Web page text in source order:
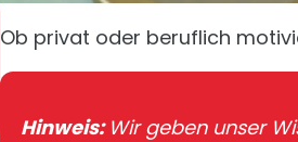
Ob privat oder beruflich
Hinweis: Wir geben unser